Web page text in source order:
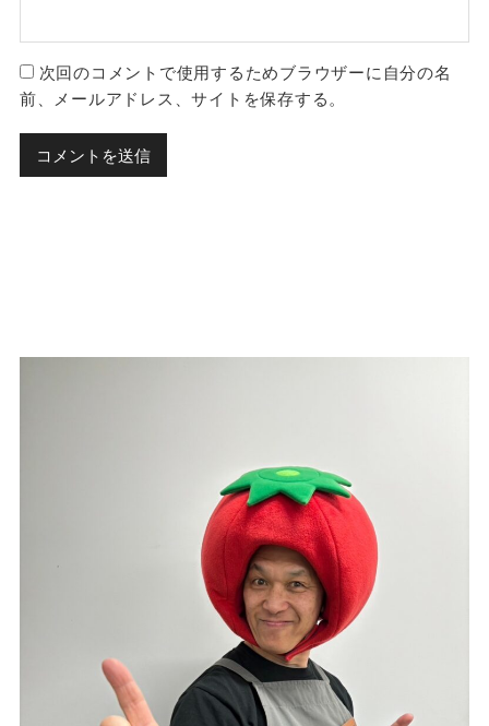
次回のコメントで使用するためブラウザーに自分の名
前、メールアドレス、サイトを保存する。